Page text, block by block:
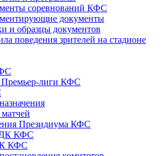
соревнований КФС
документы
и образцы документов
поведения зрителей на стадионе
Премьер-лиги КФС
Президиума КФС
КФС
КФС